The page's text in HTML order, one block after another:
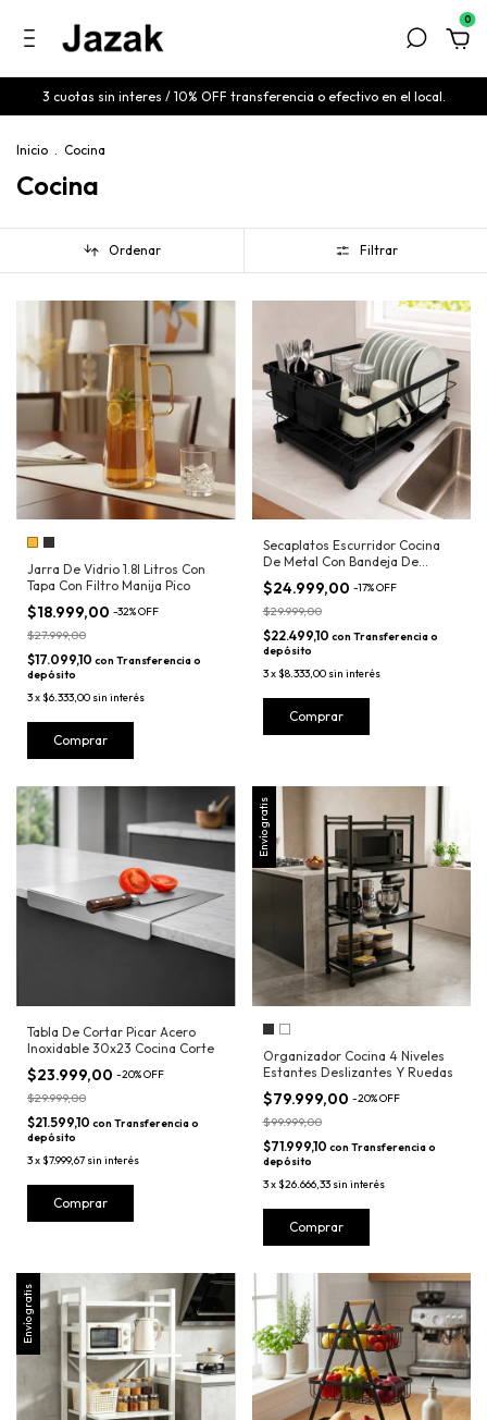
0
3 cuotas sin interes / 10% OFF transferencia o efectivo en el local.
Inicio . Cocina
Cocina
Ordenar Filtrar
Jarra De Vidrio 1.8l Litros Con
Tapa Con Filtro Manija Pico
$18.999,00 -32%OFF
$27.999,00
$17.099,10 con Transferencia o
depósito
3x$6.333,00 sin interés
Comprar
Secaplatos Escurridor Cocina
De Metal Con Bandeja De
Drenaje
$24.999,00 -17%OFF
$29.999,00
$22.499,10 con Transferencia o
depósito
3x$8.333,00 sin interés
Tabla De Cortar Picar Acero
Inoxidable 30x23 Cocina Corte
$23.999,00 -20%OFF
$29.999,00
$21.599,10 con Transferencia o
depósito
3x$7.999,67 sin interés
Envío gratis
Organizador Cocina 4 Niveles
Estantes Deslizantes Y Ruedas
$79.999,00 -20%OFF
$99.999,00
$71.999,10 con Transferencia o
depósito
3x$26.666,33 sin interés
Comprar
Envío gratis